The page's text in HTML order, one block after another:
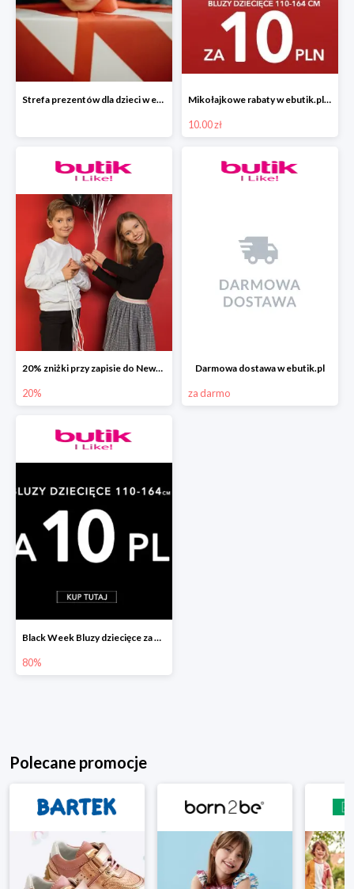
Strefa prezentów dla dzieci w ebutik.pl Mikołajkowe rabaty w ebutik.pl bluzy dziecięce za 10 zł
10.00 zł
20% zniżki przy zapisie do Newslettera ebutik.pl
20%
Darmowa dostawa w ebutik.pl
za darmo
Black Week Bluzy dziecięce za 10zł
80%
Polecane promocje